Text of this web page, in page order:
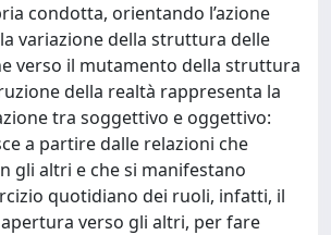
condotta, orientando l’azione
variazione della struttura delle
verso il mutamento della struttura
della realtà rappresenta la
tra soggettivo e oggettivo:
a partire dalle relazioni che
gli altri e che si manifestano
quotidiano dei ruoli, infatti, il
verso gli altri, per fare